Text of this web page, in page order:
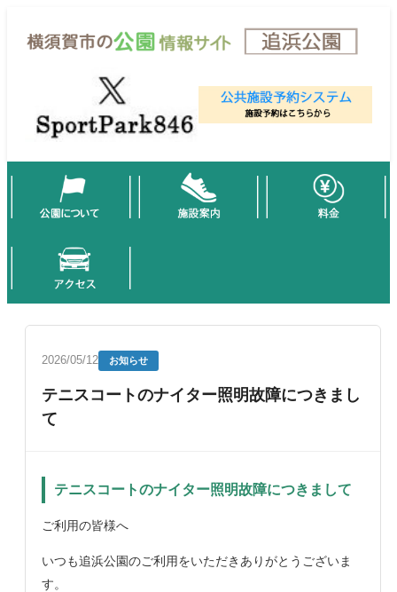
2026/05/12 お知らせ
テニスコートのナイター照明故障につきまし
て
テニスコートのナイター照明故障につきまして
ご利用の皆様へ
いつも追浜公園のご利用をいただきありがとうございま
す。